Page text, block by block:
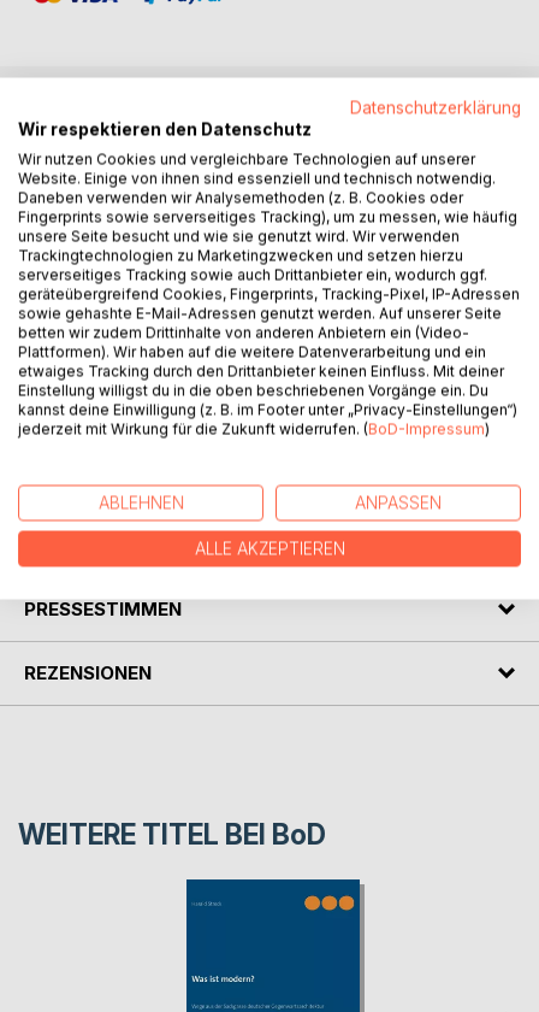
BESCHREIBUNG
Die Vereinigung STADTBILD DEUTSCHLAND e.V. möchte
in der deutschen Öffentlichkeit das Bewusstsein dafür
stärken, dass in deutschen Städten, die durch
Kriegszerstörungen und fehlgeleiteten Wiederaufbau ihr
historisch geprägtes Erscheinungsbild verloren haben, die
Wiederherstellung einstmals stadtbildprägender Bauwerke,
Straßen- und Platzräumen dringend geboten ist. Darüber
hinaus verweist STADTBILD DEUTSCHLAND auf
Architekten und Architekturkonzepte, die das derzeitige
Baugeschehen in Deutschland aus der Sackgasse eines
PRESSESTIMMEN
REZENSIONEN
WEITERE TITEL BEI BoD
Datenschutzerklärung
Wir respektieren den Datenschutz
Wir nutzen Cookies und vergleichbare Technologien auf unserer
Website. Einige von ihnen sind essenziell und technisch notwendig.
Daneben verwenden wir Analysemethoden (z. B. Cookies oder
Fingerprints sowie serverseitiges Tracking), um zu messen, wie häufig
unsere Seite besucht und wie sie genutzt wird. Wir verwenden
Trackingtechnologien zu Marketingzwecken und setzen hierzu
serverseitiges Tracking sowie auch Drittanbieter ein, wodurch ggf.
geräteübergreifend Cookies, Fingerprints, Tracking-Pixel, IP-Adressen
sowie gehashte E-Mail-Adressen genutzt werden. Auf unserer Seite
betten wir zudem Drittinhalte von anderen Anbietern ein (Video-
Plattformen). Wir haben auf die weitere Datenverarbeitung und ein
etwaiges Tracking durch den Drittanbieter keinen Einfluss. Mit deiner
Einstellung willigst du in die oben beschriebenen Vorgänge ein. Du
kannst deine Einwilligung (z. B. im Footer unter „Privacy-Einstellungen“)
jederzeit mit Wirkung für die Zukunft widerrufen. (BoD-Impressum)
ABLEHNEN ANPASSEN
ALLE AKZEPTIEREN